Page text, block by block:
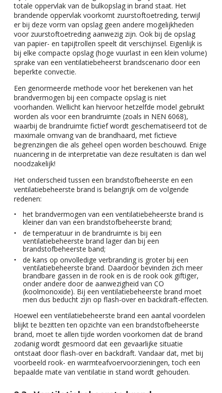
totale oppervlak van de bulkopslag in brand staat. Het
brandende oppervlak voorkomt zuurstoftoetreding, terwijl
er bij deze vorm van opslag geen andere mogelijkheden
voor zuurstoftoetreding aanwezig zijn. Ook bij de opslag
van papier- en tapijtrollen speelt dit verschijnsel. Eigenlijk is
bij elke compacte opslag (hoge vuurlast in een klein volume)
sprake van een ventilatiebeheerst brandscenario door een
beperkte convectie.
Een genormeerde methode voor het berekenen van het
brandvermogen bij een compacte opslag is niet
voorhanden. Wellicht kan hiervoor hetzelfde model gebruikt
worden als voor een brandruimte (zoals in NEN 6068),
waarbij de brandruimte fictief wordt geschematiseerd tot de
maximale omvang van de brandhaard, met fictieve
begrenzingen die als geheel open worden beschouwd. Enige
nuancering in de interpretatie van deze resultaten is dan wel
noodzakelijk!
Het onderscheid tussen een brandstofbeheerste en een
ventilatiebeheerste brand is belangrijk om de volgende
redenen:
het brandvermogen van een ventilatiebeheerste brand is
kleiner dan van een brandstofbeheerste brand;
de temperatuur in de brandruimte is bij een
ventilatiebeheerste brand lager dan bij een
brandstofbeheerste band;
de kans op onvolledige verbranding is groter bij een
ventilatiebeheerste brand. Daardoor bevinden zich meer
brandbare gassen in de rook en is de rook ook giftiger,
onder andere door de aanwezigheid van CO
(koolmonoxide). Bij een ventilatiebeheerste brand moet
men dus beducht zijn op flash-over en backdraft-effecten.
Hoewel een ventilatiebeheerste brand een aantal voordelen
blijkt te bezitten ten opzichte van een brandstofbeheerste
brand, moet te allen tijde worden voorkomen dat de brand
zodanig wordt gesmoord dat een gevaarlijke situatie
ontstaat door flash-over en backdraft. Vandaar dat, met bij
voorbeeld rook- en warmteafvoervoorzieningen, toch een
bepaalde mate van ventilatie in stand wordt gehouden.